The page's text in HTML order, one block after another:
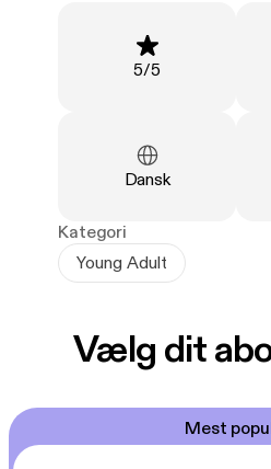
Vurdering
5/5
Sprog:
Dansk
Kategori
Young Adult
Vælg dit
Mest